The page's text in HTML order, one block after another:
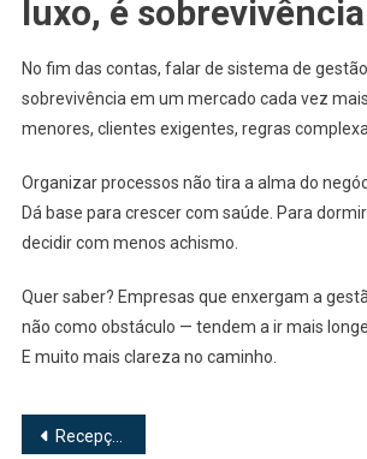
luxo, é sobrevivência
No fim das contas, falar de sistema de
sobrevivência em um mercado cada vez
menores, clientes exigentes, regras
Organizar processos não tira a alma do
Dá base para crescer com saúde. Para
decidir com menos achismo.
Quer saber? Empresas que enxergam a
não como obstáculo — tendem a ir mais
E muito mais clareza no caminho.
Navegação
Recepção de empresa: como organizar?